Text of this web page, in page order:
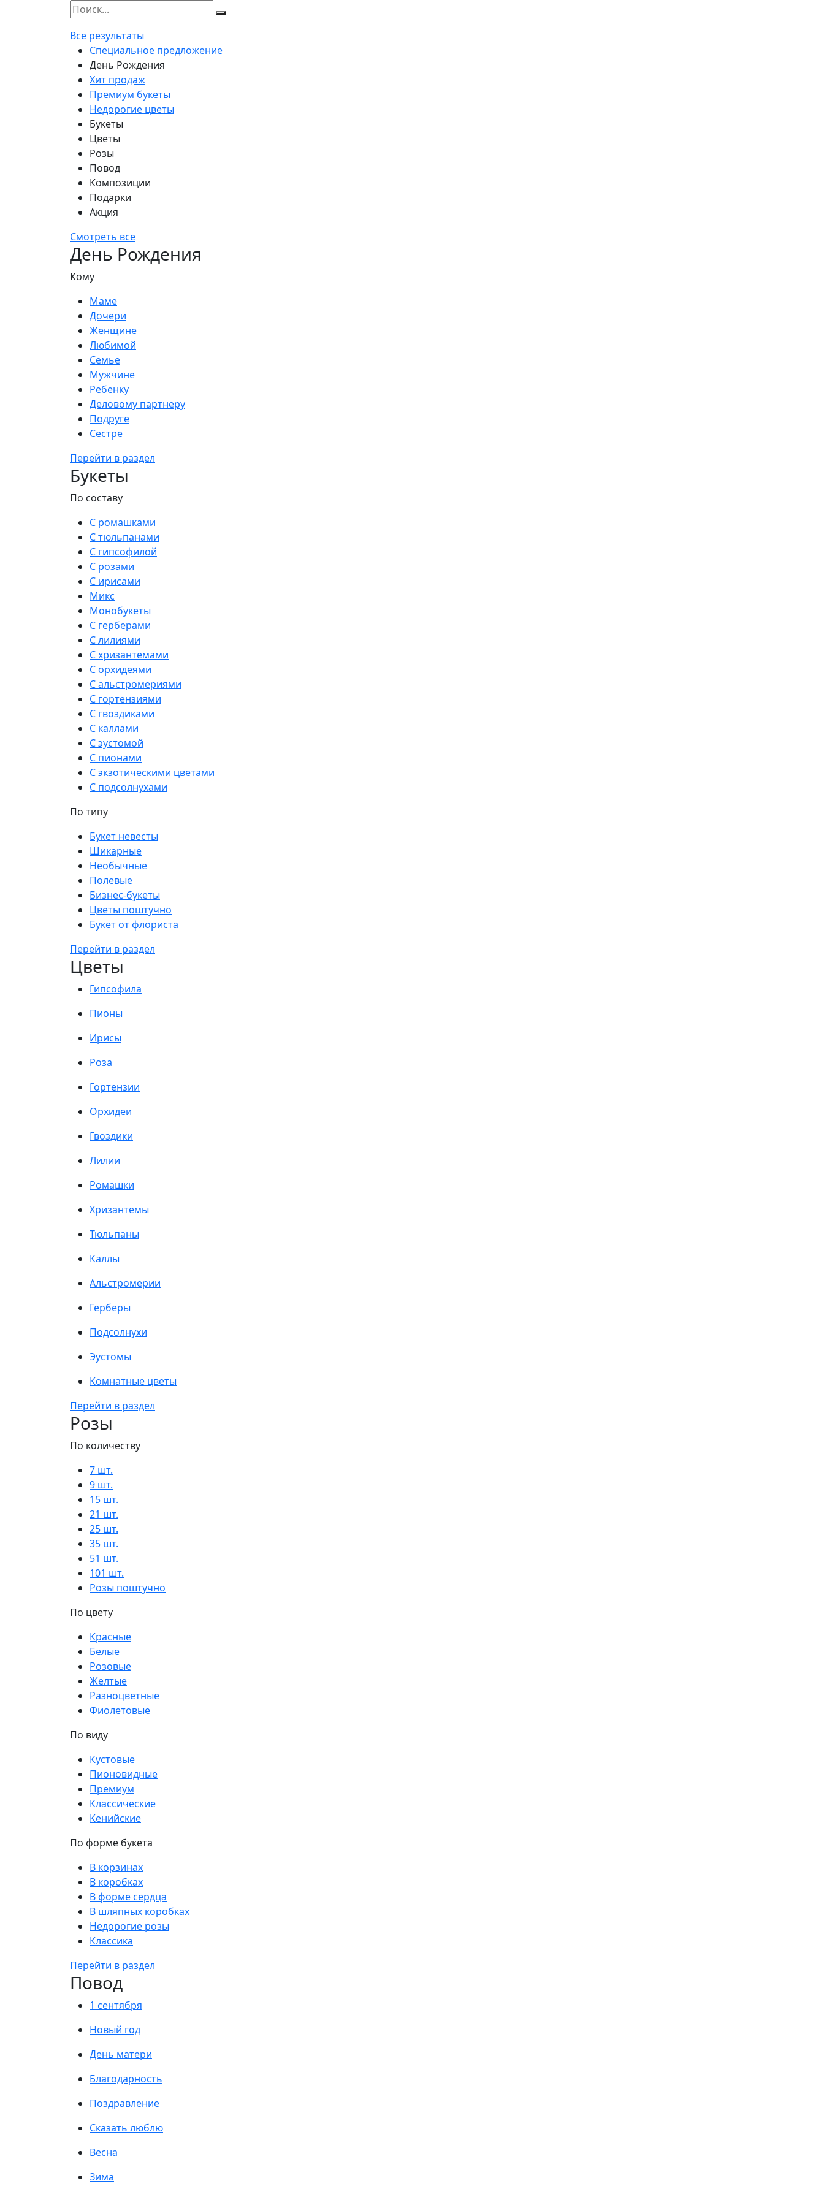
Все результаты
Специальное предложение
День Рождения
Хит продаж
Премиум букеты
Недорогие цветы
Букеты
Цветы
Розы
Повод
Композиции
Подарки
Акция
Смотреть все
День Рождения
Кому
Маме
Дочери
Женщине
Любимой
Семье
Мужчине
Ребенку
Деловому партнеру
Подруге
Сестре
Перейти в раздел
Букеты
По составу
С ромашками
С тюльпанами
С гипсофилой
С розами
С ирисами
Микс
Монобукеты
С герберами
С лилиями
С хризантемами
С орхидеями
С альстромериями
С гортензиями
С гвоздиками
С каллами
С эустомой
С пионами
С экзотическими цветами
С подсолнухами
По типу
Букет невесты
Шикарные
Необычные
Полевые
Бизнес-букеты
Цветы поштучно
Букет от флориста
Перейти в раздел
Цветы
Гипсофила
Пионы
Ирисы
Роза
Гортензии
Орхидеи
Гвоздики
Лилии
Ромашки
Хризантемы
Тюльпаны
Каллы
Альстромерии
Герберы
Подсолнухи
Эустомы
Комнатные цветы
Перейти в раздел
Розы
По количеству
7 шт.
9 шт.
15 шт.
21 шт.
25 шт.
35 шт.
51 шт.
101 шт.
Розы поштучно
По цвету
Красные
Белые
Розовые
Желтые
Разноцветные
Фиолетовые
По виду
Кустовые
Пионовидные
Премиум
Классические
Кенийские
По форме букета
В корзинах
В коробках
В форме сердца
В шляпных коробках
Недорогие розы
Классика
Перейти в раздел
Повод
1 сентября
Новый год
День матери
Благодарность
Поздравление
Сказать люблю
Весна
Зима